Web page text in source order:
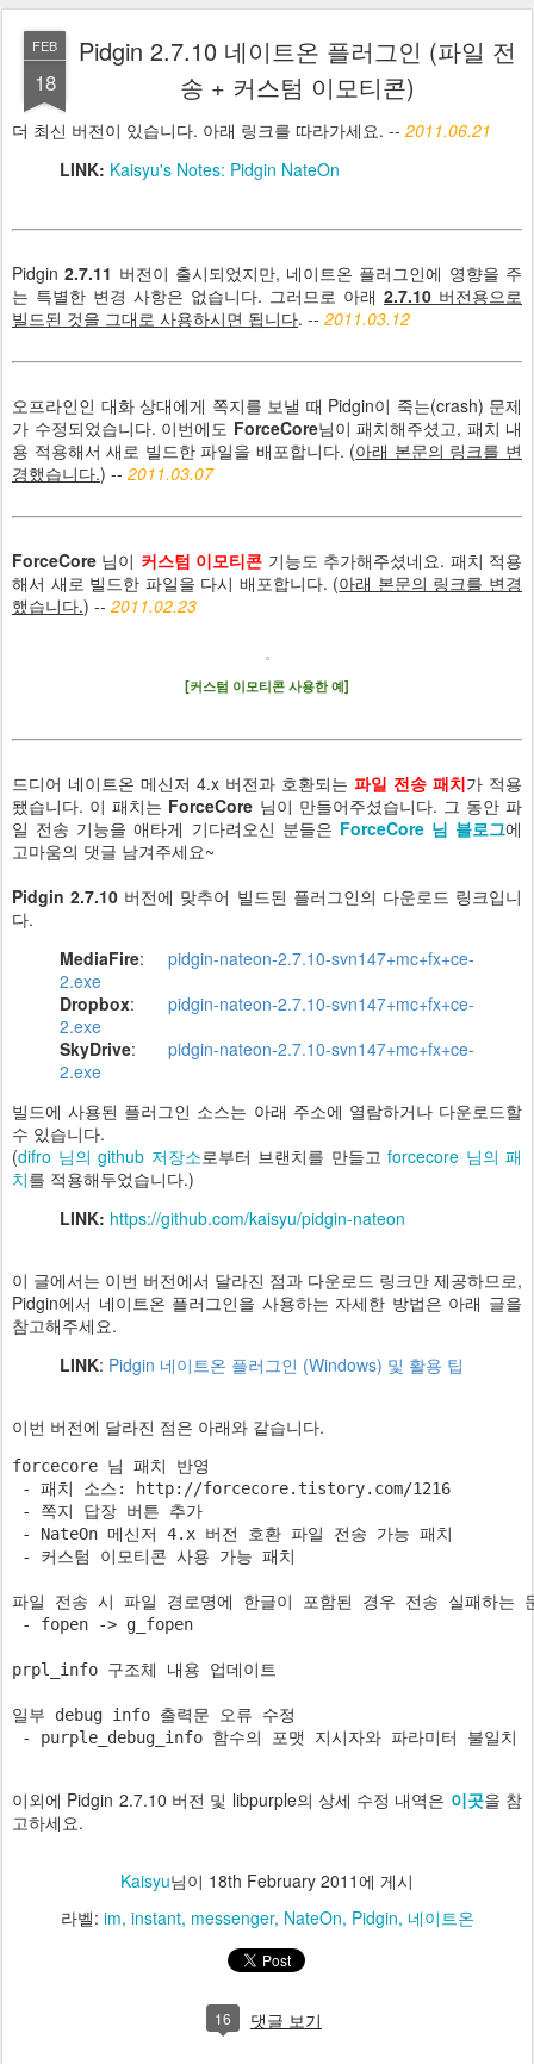
FEB
18
Pidgin 2.7.10 네이트온 플러그인 (파일 전
송 + 커스텀 이모티콘)
더 최신 버전이 있습니다. 아래 링크를 따라가세요. -- 2011.06.21
LINK: Kaisyu's Notes: Pidgin NateOn
Pidgin2.7.11 버전이 출시되었지만, 네이트온 플러그인에 영향을 주
는 특별한 변경 사항은 없습니다. 그러므로 아래 2.7.10 버전용으로
빌드된 것을 그대로 사용하시면 됩니다. -- 2011.03.12
오프라인인 대화 상대에게 쪽지를 보낼 때 Pidgin이 죽는(crash) 문제
가 수정되었습니다. 이번에도 ForceCore님이 패치해주셨고, 패치 내
용 적용해서 새로 빌드한 파일을 배포합니다. (아래 본문의 링크를 변
경했습니다.) -- 2011.03.07
ForceCore 님이 커스텀 이모티콘 기능도 추가해주셨네요. 패치 적용
해서 새로 빌드한 파일을 다시 배포합니다. (아래 본문의 링크를 변경
했습니다.) -- 2011.02.23
[커스텀 이모티콘 사용한 예]
드디어 네이트온 메신저 4.x 버전과 호환되는 파일 전송 패치가 적용
됐습니다. 이 패치는 ForceCore 님이 만들어주셨습니다. 그 동안 파
일 전송 기능을 애타게 기다려오신 분들은 ForceCore 님 블로그에
고마움의 댓글 남겨주세요~
Pidgin 2.7.10 버전에 맞추어 빌드된 플러그인의 다운로드 링크입니
다.
MediaFire: pidgin-nateon-2.7.10-svn147+mc+fx+ce-
2.exe
Dropbox: pidgin-nateon-2.7.10-svn147+mc+fx+ce-
2.exe
SkyDrive: pidgin-nateon-2.7.10-svn147+mc+fx+ce-
2.exe
빌드에 사용된 플러그인 소스는 아래 주소에 열람하거나 다운로드할
수 있습니다.
(difro 님의 github 저장소로부터 브랜치를 만들고 forcecore 님의 패
치를 적용해두었습니다.)
LINK: https://github.com/kaisyu/pidgin-nateon
이 글에서는 이번 버전에서 달라진 점과 다운로드 링크만 제공하므로,
Pidgin에서 네이트온 플러그인을 사용하는 자세한 방법은 아래 글을
참고해주세요.
LINK: Pidgin 네이트온 플러그인 (Windows) 및 활용 팁
이번 버전에 달라진 점은 아래와 같습니다.
forcecore 님 패치 반영
- 패치 소스: http://forcecore.tistory.com/1216
- 쪽지 답장 버튼 추가
- NateOn 메신저 4.x 버전 호환 파일 전송 가능 패치
- 커스텀 이모티콘 사용 가능 패치
파일 전송 시 파일 경로명에 한글이 포함된 경우 전송 실패하는
- fopen -> g_fopen
prpl_info 구조체 내용 업데이트
일부 debug info 출력문 오류 수정
이외에 Pidgin 2.7.10 버전 및 libpurple의 상세 수정 내역은 이곳을 참
고하세요.
Kaisyu님이 18th February 2011에 게시
라벨: im instant messenger NateOn Pidgin 네이트온
16 댓글 보기